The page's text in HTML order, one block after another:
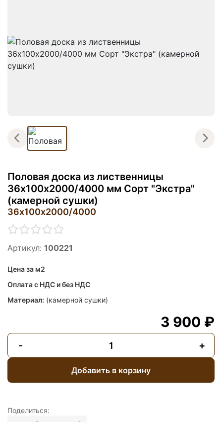
Половая доска из лиственницы
36х100х2000/4000 мм Сорт "Экстра"
(камерной сушки)
36х100х2000/4000
Артикул: 100221
Цена за м2
Оплата с НДС и без НДС
Материал: (камерной сушки)
3 900 ₽
- +
Добавить в корзину
Поделиться: